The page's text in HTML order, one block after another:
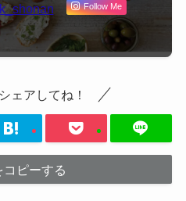
Follow Me
ェアしてね！
コピーする